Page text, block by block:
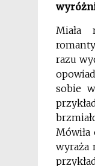
Miała
razu
sobie
wyraża